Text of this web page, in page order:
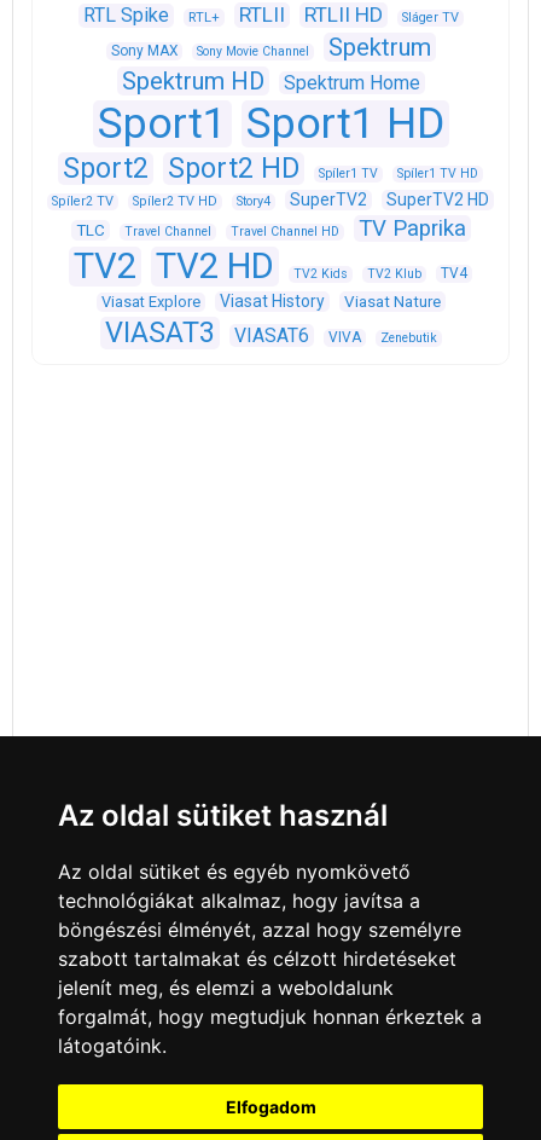
RTL Spike RTL+ RTLII RTLII HD Sláger TV
Sony MAX Sony Movie Channel
Spektrum
Spektrum HD
Spektrum Home
Sport1 Sport1 HD
Sport2 Sport2 HD Spíler1 TV
Spíler1 TV HD
Spíler2 TV
Spíler2 TV HD Story4 SuperTV2 SuperTV2 HD
TLC Travel Channel Travel Channel HD TV Paprika
TV2 TV2 HD TV2 Kids TV2 Klub TV4
Viasat Explore Viasat History Viasat Nature
VIASAT3 VIASAT6 VIVA Zenebutik
Minden jog fenntartva © 2008 - 2026
A csatornák a műsorváltoztatás jogát
Az oldal sütiket használ
Az oldal sütiket és egyéb nyomkövető
technológiákat alkalmaz, hogy javítsa a
böngészési élményét, azzal hogy személyre
szabott tartalmakat és célzott hirdetéseket
jelenít meg, és elemzi a weboldalunk
forgalmát, hogy megtudjuk honnan érkeztek a
látogatóink.
Elfogadom